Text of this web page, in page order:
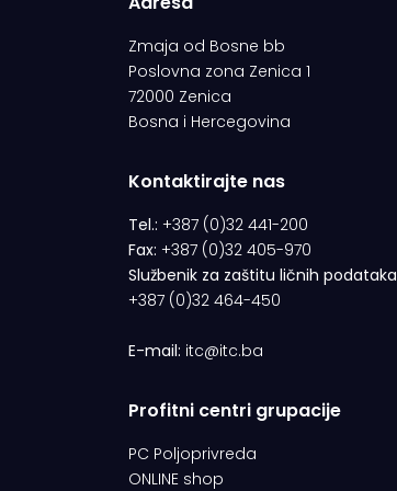
Zmaja od Bosne bb
Poslovna zona Zenica 1
72000 Zenica
Bosna i Hercegovina
Kontaktirajte nas
Tel.: +387 (0)32 441-200
Fax: +387 (0)32 405-970
Službenik za zaštitu ličnih podataka
+387 (0)32 464-450
E-mail: itc@itc.ba
Profitni centri grupacije
PC Poljoprivreda
ONLINE shop